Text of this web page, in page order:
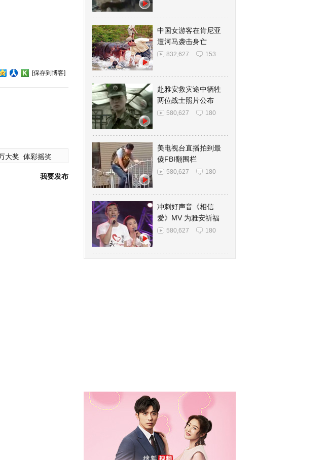
[保存到博客]
大奖 体彩摇奖
我要发布
中国女游客在肯尼亚
遭河马袭击身亡
832,627 153
赴雅安救灾途中牺牲
两位战士照片公布
580,627 180
美电视台直播拍到最
傻FBI翻围栏
580,627 180
冲刺好声音《相信
爱》MV 为雅安祈福
580,627 180